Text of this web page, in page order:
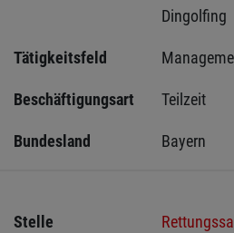
Dingolfing
Tätigkeitsfeld
Beschäftigungsart Teilzeit
Bundesland Bayern
Stelle